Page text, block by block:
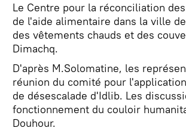
Le Centre pour la réconciliation
de l'aide alimentaire dans la ville
des vêtements chauds et des
Dimachq.
D'après M.Solomatine, les
réunion du comité pour
de désescalade d'Idlib. Les
fonctionnement du couloir
Douhour.